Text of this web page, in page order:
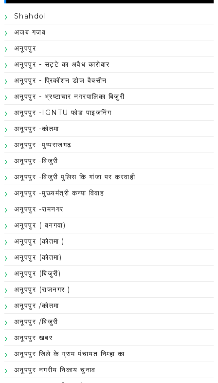
Shahdol
अजब गजब
अनूपपुर
अनूपपुर - सट्टे का अवैध कारोबार
अनूपपुर - प्रिकॉशन डोज वैक्सीन
अनूपपुर - भ्रष्टाचार नगरपालिका बिजुरी
अनूपपुर -IGNTU फोड पाइजनिंग
अनूपपुर -कोतमा
अनूपपुर -पुष्पराजगढ़
अनूपपुर -बिजुरी
अनूपपुर -बिजुरी पुलिस कि गांजा पर करवाही
अनूपपुर -मुख्यमंत्री कन्या विवाह
अनूपपुर -रामनगर
अनूपपुर ( बनगवा)
अनूपपुर (कोतमा )
अनूपपुर (कोतमा)
अनूपपुर (बिजुरी)
अनूपपुर (राजनगर )
अनूपपुर /कोतमा
अनूपपुर /बिजुरी
अनूपपुर खबर
अनूपपुर जिले के ग्राम पंचायत निम्हा का
अनूपपुर नगरीय निकाय चुनाव